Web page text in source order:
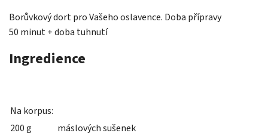
Borůvkový dort pro Vašeho oslavence. Doba přípravy
50 minut + doba tuhnutí
Ingredience
Na korpus:
200 g
máslových sušenek